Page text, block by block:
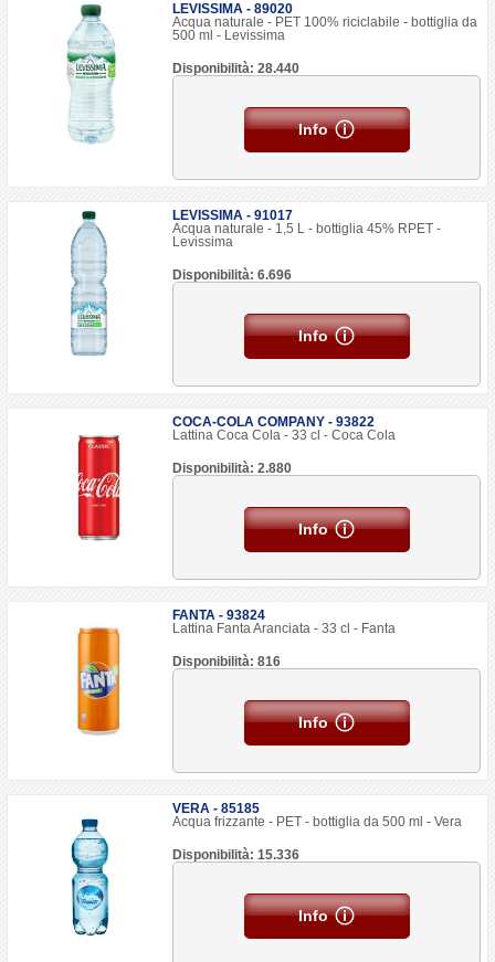
LEVISSIMA - 89020
Acqua naturale - PET 100% riciclabile - bottiglia da
500 ml - Levissima
Disponibilità: 28.440
Info
LEVISSIMA - 91017
Acqua naturale - 1,5 L - bottiglia 45% RPET -
Levissima
Disponibilità: 6.696
Info
COCA-COLA COMPANY - 93822
Lattina Coca Cola - 33 cl - Coca Cola
Disponibilità: 2.880
Info
FANTA - 93824
Lattina Fanta Aranciata - 33 cl - Fanta
Disponibilità: 816
Info
VERA - 85185
Acqua frizzante - PET - bottiglia da 500 ml - Vera
Disponibilità: 15.336
Info